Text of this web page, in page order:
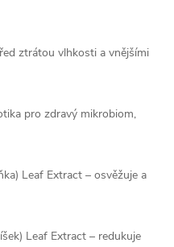
ztrátou vlhkosti a vnějšími
pro zdravý mikrobiom,
Leaf Extract – osvěžuje a
Leaf Extract – redukuje